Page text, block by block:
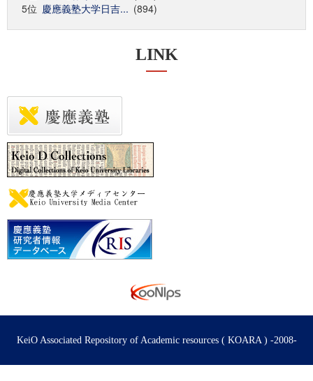
5位 慶應義塾大学日吉... (894)
LINK
KeiO Associated Repository of Academic resources ( KOARA ) -2008-